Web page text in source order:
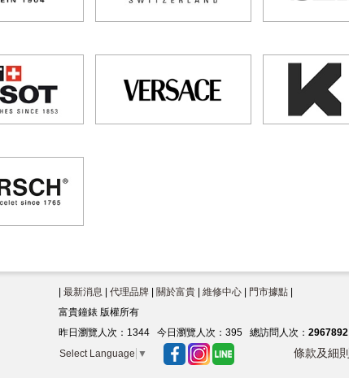
最新消息 代理品牌| 關於富貴| 維修中心| 門市據點|
富貴鐘錶 版權所有
昨日瀏覽人次： 1344今日瀏覽人次： 395總訪問人次： 2967892
Select Language ▼ 條款及細則